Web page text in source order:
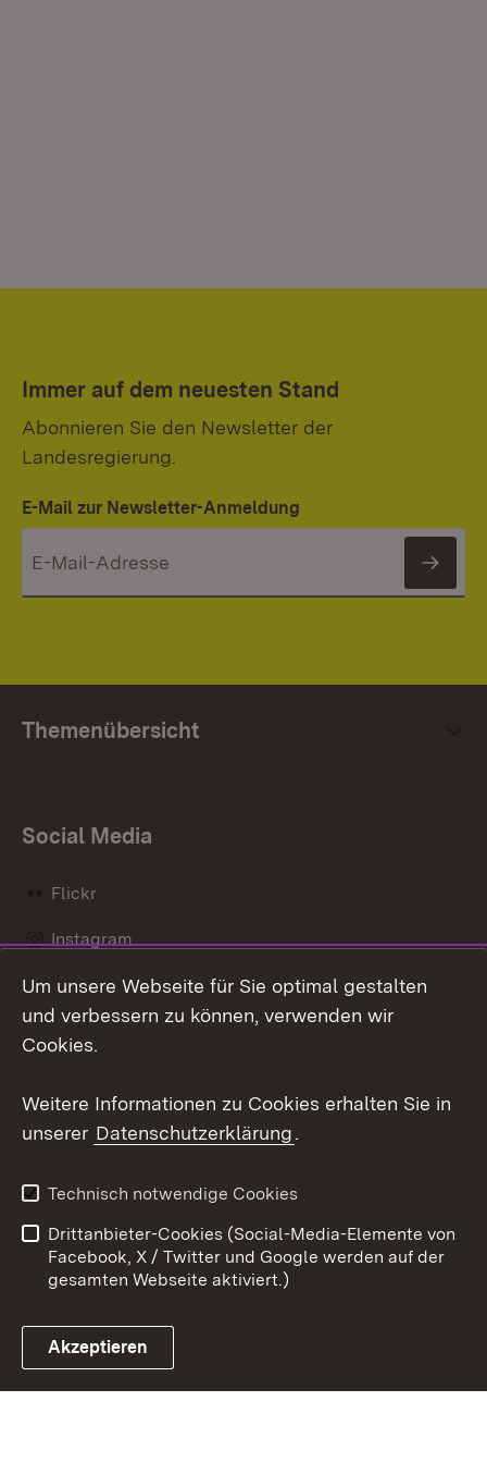
Immer auf dem neuesten Stand
Abonnieren Sie den Newsletter der
Landesregierung.
E-Mail zur Newsletter-Anmeldung
Themenübersicht
Social Media
Flickr
Instagram
Social Wall
Link zum Landesportal
Barrierefreiheit
Benutzungshinweise
Impressum
Cookies
Um unsere Webseite für Sie optimal gestalten
und verbessern zu können, verwenden wir
Cookies.
Weitere Informationen zu Cookies erhalten Sie in
unserer Datenschutzerklärung.
Technisch notwendige Cookies
Drittanbieter-Cookies (Social-Media-Elemente von
Facebook, X / Twitter und Google werden auf der
gesamten Webseite aktiviert.)
Akzeptieren